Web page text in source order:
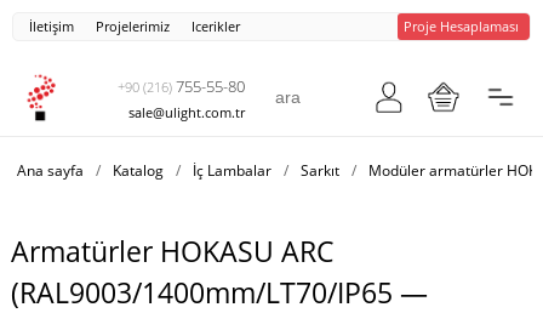
İletişim Projelerimiz Icerikler Proje Hesaplaması
+90 (216) 755-55-80
sale@ulight.com.tr
Ana sayfa / Katalog / İç Lambalar / Sarkıt / Modüler armatürler
Armatürler HOKASU ARC
(RAL9003/1400mm/LT70/IP65 —